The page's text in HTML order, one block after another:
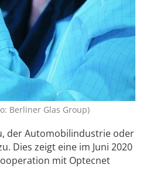
Berliner Glas Group)
der Automobilindustrie oder
Dies zeigt eine im Juni 2020
mit Optecnet